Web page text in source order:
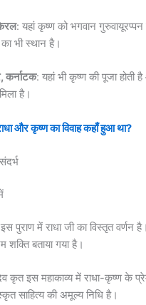
: यहां कृष्ण को भगवान
भी स्थान है।
कर्नाटक: यहां भी कृष्ण की पूजा होती
है।
और कृष्ण का विवाह कहाँ हुआ था?
पुराण में राधा जी का विस्तृत वर्णन
बताया गया है।
कृत इस महाकाव्य में राधा-कृष्ण के
साहित्य की अमूल्य निधि है।